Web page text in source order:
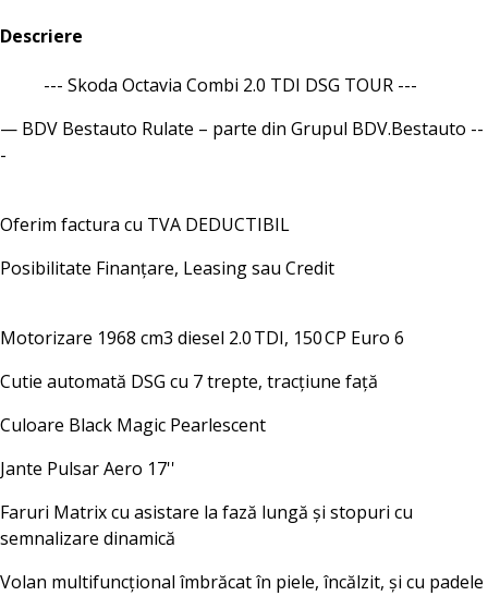
Descriere
--- Skoda Octavia Combi 2.0 TDI DSG TOUR ---
— BDV Bestauto Rulate – parte din Grupul BDV.Bestauto --
-
Oferim factura cu TVA DEDUCTIBIL
Posibilitate Finanțare, Leasing sau Credit
Motorizare 1968 cm3 diesel 2.0 TDI, 150 CP Euro 6
Cutie automată DSG cu 7 trepte, tracțiune față
Culoare Black Magic Pearlescent
Jante Pulsar Aero 17''
Faruri Matrix cu asistare la fază lungă și stopuri cu
semnalizare dinamică
Volan multifuncțional îmbrăcat în piele, încălzit, și cu padele